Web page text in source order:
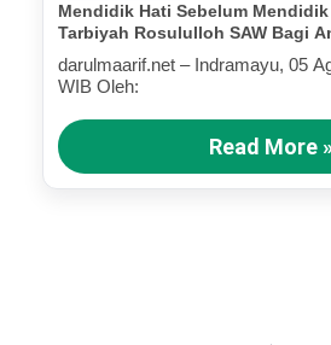
Mendidik Hati Sebelum
Tarbiyah Rosululloh SAW Bagi
Terluka (Bagian III)
darulmaarif.net – Indramayu, 05
WIB Oleh:
Read More